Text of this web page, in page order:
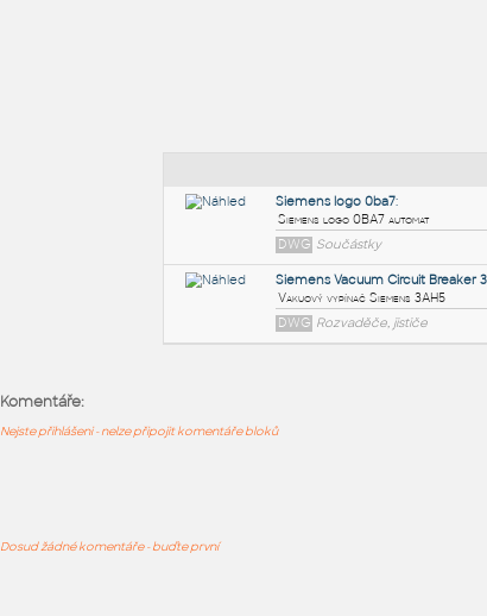
Komentáře:
Nejste přihlášeni - nelze připojit komentáře bloků
Dosud žádné komentáře - buďte první